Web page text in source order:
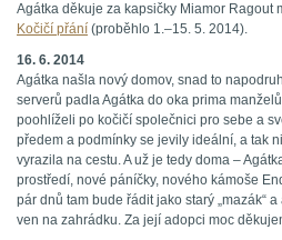
Agátka děkuje za kapsičky Miamor Ragout
Kočičí přání (proběhlo 1.–15. 5. 2014).
16. 6. 2014
Agátka našla nový domov, snad to
serverů padla Agátka do oka prima
poohlíželi po kočičí společnici pro sebe a
předem a podmínky se jevily ideální, a tak
vyrazila na cestu. A už je tedy doma –
prostředí, nové páníčky, nového kámoše
pár dnů tam bude řádit jako starý „mazák“
ven na zahrádku. Za její adopci moc